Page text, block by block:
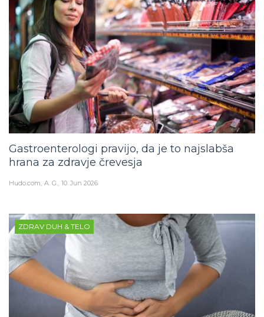
Gastroenterologi pravijo, da je to najslabša
hrana za zdravje črevesja
Hudo.com A. G. 10. Jun 2026
ZDRAV DUH & TELO